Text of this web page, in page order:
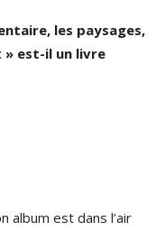
les paysages,
» est-il un livre
album est dans l’air